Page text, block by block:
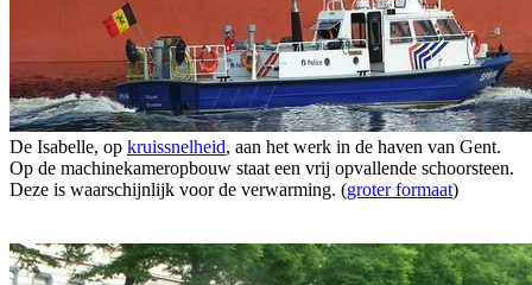
De Isabelle, op kruissnelheid, aan het werk in de haven van Gent.
Op de machinekameropbouw staat een vrij opvallende schoorsteen.
Deze is waarschijnlijk voor de verwarming. (groter formaat)